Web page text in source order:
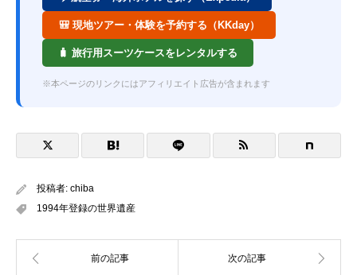
🎒 現地ツアー・体験を予約する（KKday）
🧳 旅行用スーツケースをレンタルする
※本ページのリンクにはアフィリエイト広告が含まれます
投稿者: chiba
1994年登録の世界遺産